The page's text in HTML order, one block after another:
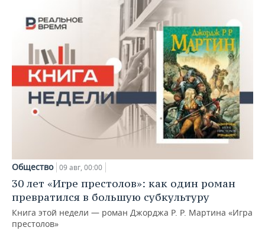
Общество 09 авг, 00:00
30 лет «Игре престолов»: как один роман
превратился в большую субкультуру
Книга этой недели — роман Джорджа Р. Р. Мартина «Игра
престолов»